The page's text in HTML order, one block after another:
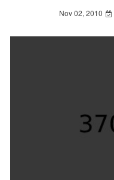
Nov 02, 2010